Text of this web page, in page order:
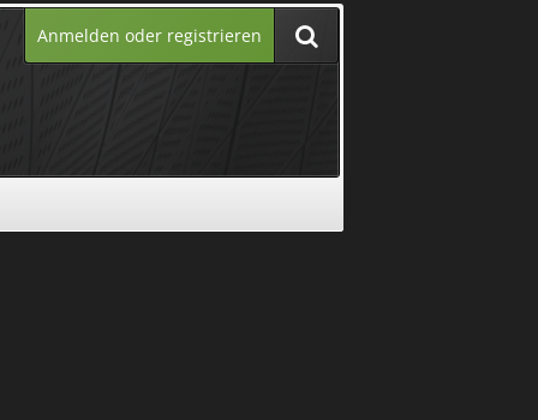
Anmelden oder registrieren